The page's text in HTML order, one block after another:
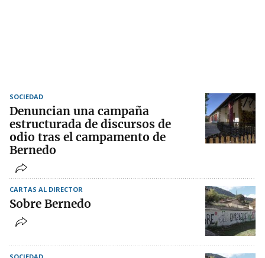
SOCIEDAD
Denuncian una campaña
estructurada de discursos de
odio tras el campamento de
Bernedo
CARTAS AL DIRECTOR
Sobre Bernedo